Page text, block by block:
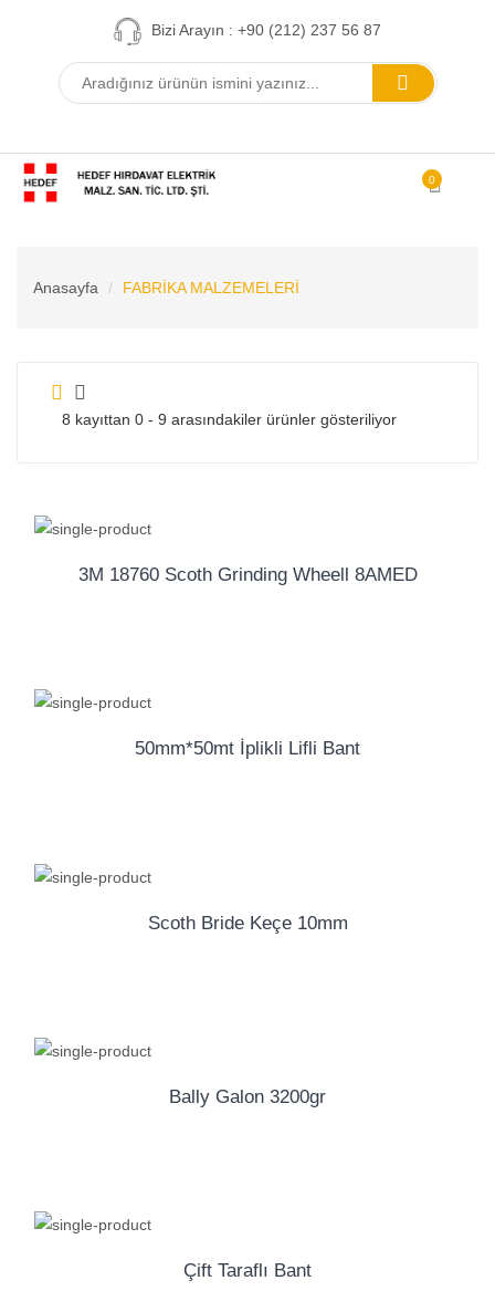
Bizi Arayın : +90 (212) 237 56 87
0
Anasayfa FABRİKA MALZEMELERİ
8 kayıttan 0 - 9 arasındakiler ürünler gösteriliyor
3M 18760 Scoth Grinding Wheell 8AMED
50mm*50mt İplikli Lifli Bant
Scoth Bride Keçe 10mm
Bally Galon 3200gr
Çift Taraflı Bant